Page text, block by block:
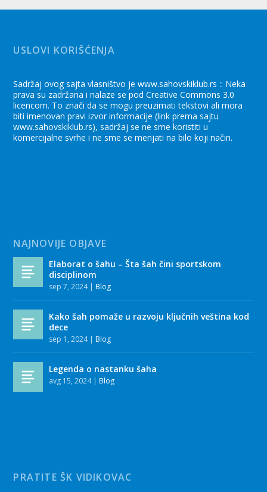
USLOVI KORIŠĆENJA
Sadržaj ovog sajta vlasništvo je www.sahovskiklub.rs :: Neka
prava su zadržana i nalaze se pod Creative Commons 3.0
licencom. To znači da se mogu preuzimati tekstovi ali mora
biti imenovan pravi izvor informacije (link prema sajtu
www.sahovskiklub.rs), sadržaj se ne sme koristiti u
komercijalne svrhe i ne sme se menjati na bilo koji način.
NAJNOVIJE OBJAVE
Elaborat o šahu – Šta šah čini sportskom
disciplinom
sep 7, 2024| Blog
Kako šah pomaže u razvoju ključnih veština kod
dece
sep 1, 2024| Blog
Legenda o nastanku šaha
avg 15, 2024| Blog
PRATITE ŠK VIDIKOVAC